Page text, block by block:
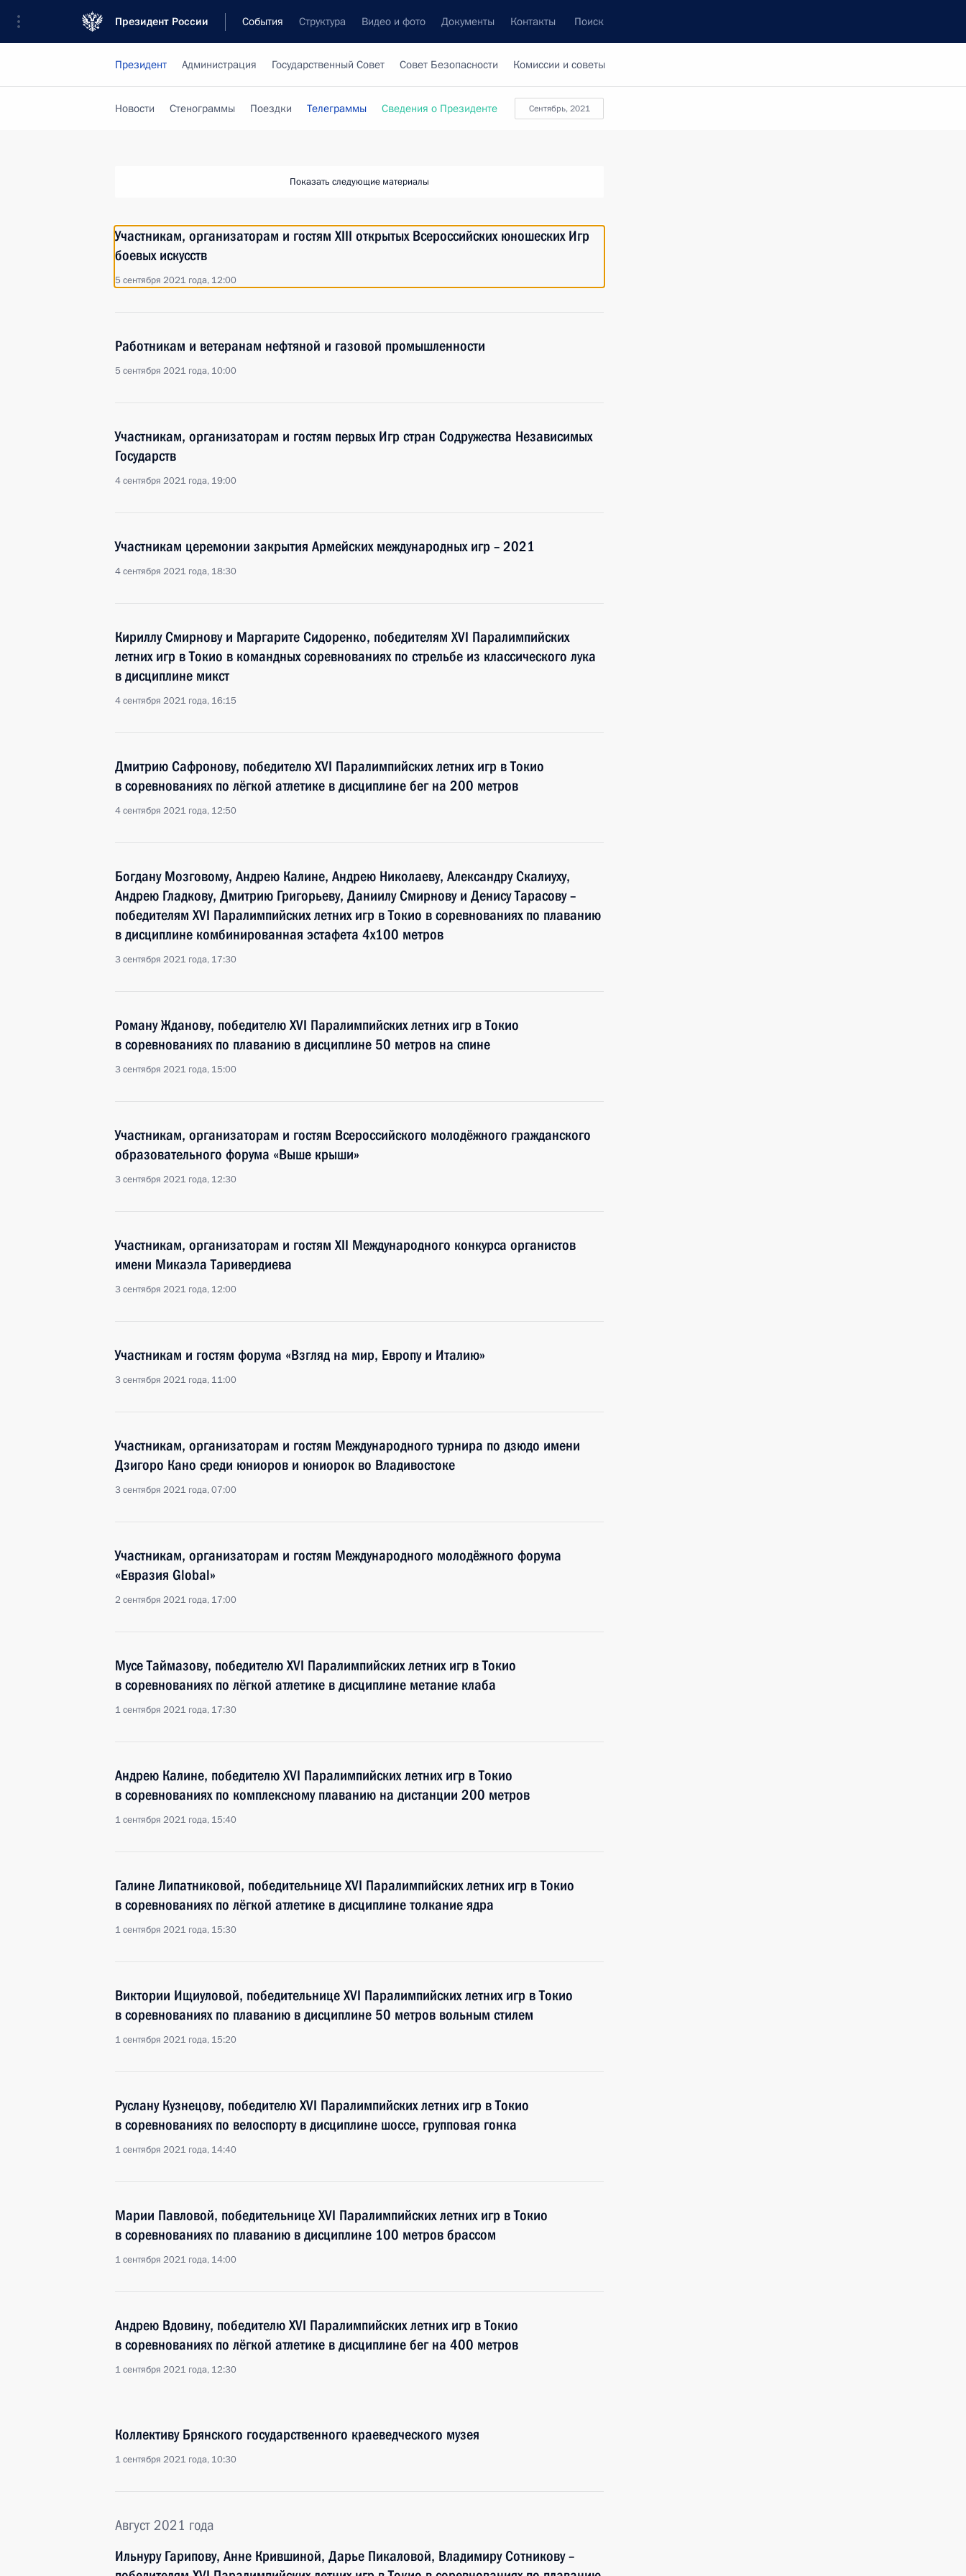
Президент России События Структура Видео и фото Документы Контакты Поиск
Президент Администрация Государственный Совет Совет Безопасности Комиссии и советы
Сентябрь, 2021
Новости Стенограммы Поездки Телеграммы Сведения о Президенте
Показать следующие материалы
Участникам, организаторам и гостям XIII открытых Всероссийских юношеских Игр
боевых искусств
5 сентября 2021 года, 12:00
Работникам и ветеранам нефтяной и газовой промышленности
5 сентября 2021 года, 10:00
Участникам, организаторам и гостям первых Игр стран Содружества Независимых
Государств
4 сентября 2021 года, 19:00
Участникам церемонии закрытия Армейских международных игр – 2021
4 сентября 2021 года, 18:30
Кириллу Смирнову и Маргарите Сидоренко, победителям XVI Паралимпийских
летних игр в Токио в командных соревнованиях по стрельбе из классического лука
в дисциплине микст
4 сентября 2021 года, 16:15
Дмитрию Сафронову, победителю XVI Паралимпийских летних игр в Токио
в соревнованиях по лёгкой атлетике в дисциплине бег на 200 метров
4 сентября 2021 года, 12:50
Богдану Мозговому, Андрею Калине, Андрею Николаеву, Александру Скалиуху,
Андрею Гладкову, Дмитрию Григорьеву, Даниилу Смирнову и Денису Тарасову –
победителям XVI Паралимпийских летних игр в Токио в соревнованиях по плаванию
в дисциплине комбинированная эстафета 4x100 метров
3 сентября 2021 года, 17:30
Роману Жданову, победителю XVI Паралимпийских летних игр в Токио
в соревнованиях по плаванию в дисциплине 50 метров на спине
3 сентября 2021 года, 15:00
Участникам, организаторам и гостям Всероссийского молодёжного гражданского
образовательного форума «Выше крыши»
3 сентября 2021 года, 12:30
Участникам, организаторам и гостям XII Международного конкурса органистов
имени Микаэла Таривердиева
3 сентября 2021 года, 12:00
Участникам и гостям форума «Взгляд на мир, Европу и Италию»
3 сентября 2021 года, 11:00
Участникам, организаторам и гостям Международного турнира по дзюдо имени
Дзигоро Кано среди юниоров и юниорок во Владивостоке
3 сентября 2021 года, 07:00
Участникам, организаторам и гостям Международного молодёжного форума
«Евразия Global»
2 сентября 2021 года, 17:00
Мусе Таймазову, победителю XVI Паралимпийских летних игр в Токио
в соревнованиях по лёгкой атлетике в дисциплине метание клаба
1 сентября 2021 года, 17:30
Андрею Калине, победителю XVI Паралимпийских летних игр в Токио
в соревнованиях по комплексному плаванию на дистанции 200 метров
1 сентября 2021 года, 15:40
Галине Липатниковой, победительнице XVI Паралимпийских летних игр в Токио
в соревнованиях по лёгкой атлетике в дисциплине толкание ядра
1 сентября 2021 года, 15:30
Виктории Ищиуловой, победительнице XVI Паралимпийских летних игр в Токио
в соревнованиях по плаванию в дисциплине 50 метров вольным стилем
1 сентября 2021 года, 15:20
Руслану Кузнецову, победителю XVI Паралимпийских летних игр в Токио
в соревнованиях по велоспорту в дисциплине шоссе, групповая гонка
1 сентября 2021 года, 14:40
Марии Павловой, победительнице XVI Паралимпийских летних игр в Токио
в соревнованиях по плаванию в дисциплине 100 метров брассом
1 сентября 2021 года, 14:00
Андрею Вдовину, победителю XVI Паралимпийских летних игр в Токио
в соревнованиях по лёгкой атлетике в дисциплине бег на 400 метров
1 сентября 2021 года, 12:30
Коллективу Брянского государственного краеведческого музея
1 сентября 2021 года, 10:30
Август 2021 года
Ильнуру Гарипову, Анне Крившиной, Дарье Пикаловой, Владимиру Сотникову –